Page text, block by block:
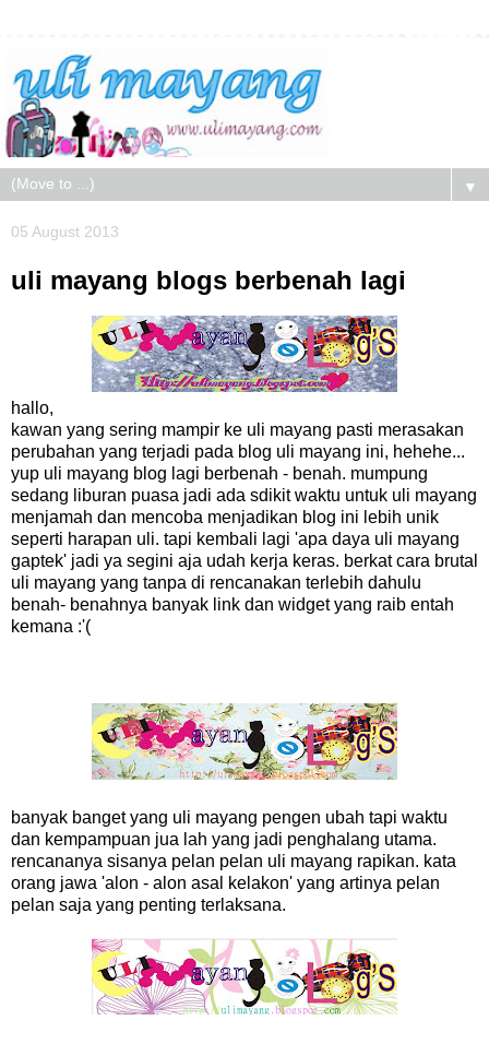
▼
05 August 2013
uli mayang blogs berbenah lagi
hallo,
kawan yang sering mampir ke uli mayang pasti merasakan
perubahan yang terjadi pada blog uli mayang ini, hehehe...
yup uli mayang blog lagi berbenah - benah. mumpung
sedang liburan puasa jadi ada sdikit waktu untuk uli mayang
menjamah dan mencoba menjadikan blog ini lebih unik
seperti harapan uli. tapi kembali lagi 'apa daya uli mayang
gaptek' jadi ya segini aja udah kerja keras. berkat cara brutal
uli mayang yang tanpa di rencanakan terlebih dahulu
benah- benahnya banyak link dan widget yang raib entah
kemana :'(
banyak banget yang uli mayang pengen ubah tapi waktu
dan kempampuan jua lah yang jadi penghalang utama.
rencananya sisanya pelan pelan uli mayang rapikan. kata
orang jawa 'alon - alon asal kelakon' yang artinya pelan
pelan saja yang penting terlaksana.